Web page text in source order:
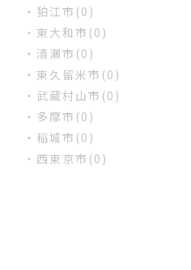
・狛江市(0)
・東大和市(0)
・清瀬市(0)
・東久留米市(0)
・武蔵村山市(0)
・多摩市(0)
・稲城市(0)
・西東京市(0)